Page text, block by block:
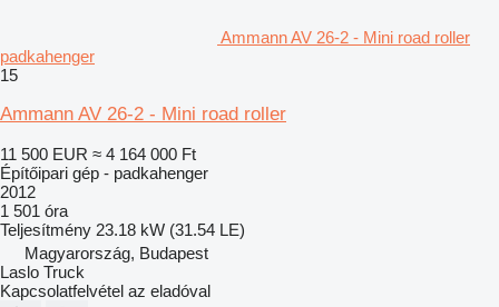
Ammann AV 26-2 - Mini road roller
padkahenger
15
Ammann AV 26-2 - Mini road roller
11 500 EUR ≈ 4 164 000 Ft
Építőipari gép - padkahenger
2012
1 501 óra
Teljesítmény 23.18 kW (31.54 LE)
Magyarország, Budapest
Laslo Truck
Kapcsolatfelvétel az eladóval